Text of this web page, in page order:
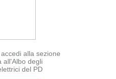
alla sezione
all'Albo degli
del PD